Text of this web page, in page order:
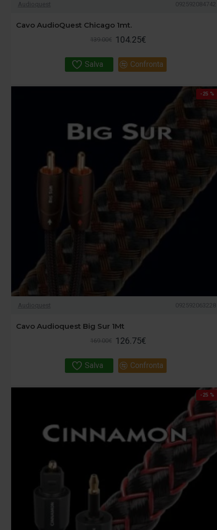
Audioquest 092592084742
Cavo AudioQuest Chicago 1mt.
104.25€
139.00€
Salva Confronta
-25 %
Audioquest 092592063228
Cavo Audioquest Big Sur 1Mt
126.75€
169.00€
Salva Confronta
-25 %